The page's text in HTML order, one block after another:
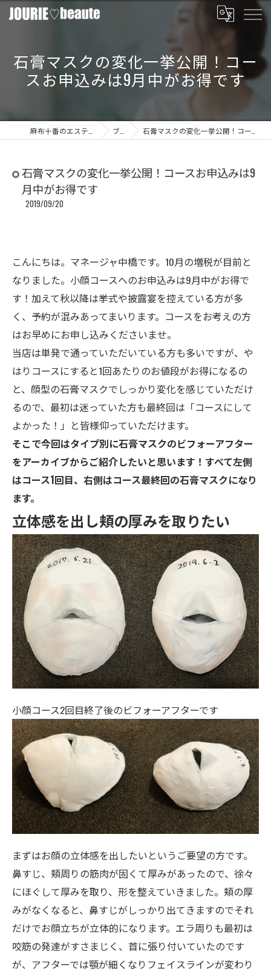
石膏マスクの変化一挙公開！コー
スお申込みは9月中がお得です
ブログ 石膏マスクの変化一挙公開！コースお申込みは9月中がお得です
石膏マスクの変化一挙公開！コースお申込みは9
月中がお得です
2019/09/20
こんにちは。マネージャ中橋です。10月の増税が目前と
なりました。小顔コースへのお申込みは9月中がお得で
す！加えて秋以降は挙式や披露宴を控えている方が多
く、予約が混みあってまいります。コースをお考えの方
はお早めにお申し込みくださいませ。
当店は単発で通っていただいている方も多いですが、や
はりコースにすると1回あたりのお値段がお得になるの
と、顔型の石膏マスクでしっかり変化を感じていただけ
るので、最初は迷っていた方も最終回は「コースにして
よかった！」と皆様仰っていただけます。
そこで今回はタイプ別に石膏マスクのビフォーアフター
をアーカイブからご紹介したいと思います！すべて左側
はコース1回目、右側はコース最終回の石膏マスクになり
ます。
立体感を出し頬の厚みを取りたい
小顔コース2回目終了後のビフォーアフターです
まずはお顔の立体感を出したいというご要望の方です。
鼻すじ、頬周りの筋肉が固くて厚みがあったので、徐々
にほぐして厚みを取り、形を整えていきました。頬の厚
みがなくなると、鼻すじがしっかり出てきますのでそれ
だけでお顔立ちが立体的になります。エラ周りも最初は
咬筋の発達がすさまじく、首に張り付いていたのです
が、アフターでは顎が細くなりフェイスラインが変わり